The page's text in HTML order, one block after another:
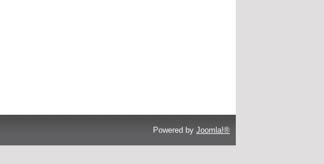
Powered by Joomla!®